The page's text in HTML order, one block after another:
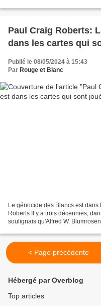
Paul Craig Roberts:
dans les cartes qui
Publié le 08/05/2024 à 15:43
Par Rouge et Blanc
Le génocide des Blancs est
Roberts Il y a trois décennies,
soulignais qu'Alfred W.
< Page précédente
Hébergé par Overblog
Top articles